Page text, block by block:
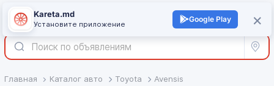
Войти +
Все
Главная Каталог авто Toyota Avensis
×
Kareta.md
Установите приложение
Google Play